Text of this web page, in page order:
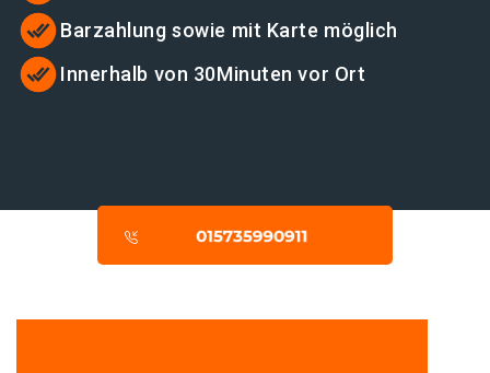
Barzahlung sowie mit Karte möglich
Innerhalb von 30Minuten vor Ort